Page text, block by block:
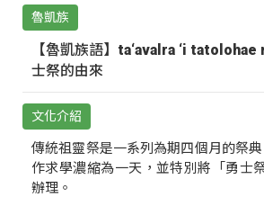
魯凱族
【魯凱族語】ta‘avalra ‘i tatolohae
士祭的由來
文化介紹
傳統祖靈祭是一系列為期四個月的祭
作求學濃縮為一天，並特別將「勇士
辦理。